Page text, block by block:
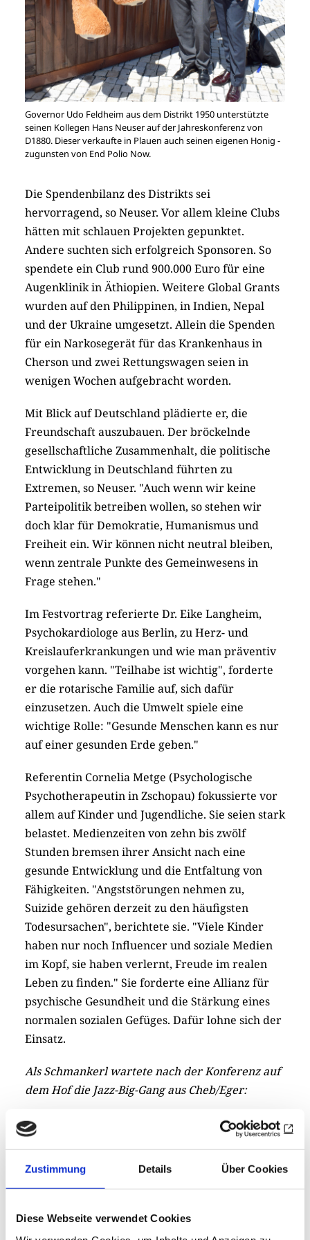
Zustimmung Details Über Cookies
Diese Webseite verwendet Cookies
Governor Udo Feldheim aus dem Distrikt 1950 unterstützte
seinen Kollegen Hans Neuser auf der Jahreskonferenz von
D1880. Dieser verkaufte in Plauen auch seinen eigenen Honig -
zugunsten von End Polio Now.
Die Spendenbilanz des Distrikts sei
hervorragend, so Neuser. Vor allem kleine Clubs
hätten mit schlauen Projekten gepunktet.
Andere suchten sich erfolgreich Sponsoren. So
spendete ein Club rund 900.000 Euro für eine
Augenklinik in Äthiopien. Weitere Global Grants
wurden auf den Philippinen, in Indien, Nepal
und der Ukraine umgesetzt. Allein die Spenden
für ein Narkosegerät für das Krankenhaus in
Cherson und zwei Rettungswagen seien in
wenigen Wochen aufgebracht worden.
Mit Blick auf Deutschland plädierte er, die
Freundschaft auszubauen. Der bröckelnde
gesellschaftliche Zusammenhalt, die politische
Entwicklung in Deutschland führten zu
Extremen, so Neuser. "Auch wenn wir keine
Parteipolitik betreiben wollen, so stehen wir
doch klar für Demokratie, Humanismus und
Freiheit ein. Wir können nicht neutral bleiben,
wenn zentrale Punkte des Gemeinwesens in
Frage stehen."
Im Festvortrag referierte Dr. Eike Langheim,
Psychokardiologe aus Berlin, zu Herz- und
Kreislauferkrankungen und wie man präventiv
vorgehen kann. "Teilhabe ist wichtig", forderte
er die rotarische Familie auf, sich dafür
einzusetzen. Auch die Umwelt spiele eine
wichtige Rolle: "Gesunde Menschen kann es nur
auf einer gesunden Erde geben."
Referentin Cornelia Metge (Psychologische
Psychotherapeutin in Zschopau) fokussierte vor
allem auf Kinder und Jugendliche. Sie seien stark
belastet. Medienzeiten von zehn bis zwölf
Stunden bremsen ihrer Ansicht nach eine
gesunde Entwicklung und die Entfaltung von
Fähigkeiten. "Angststörungen nehmen zu,
Suizide gehören derzeit zu den häufigsten
Todesursachen", berichtete sie. "Viele Kinder
haben nur noch Influencer und soziale Medien
im Kopf, sie haben verlernt, Freude im realen
Leben zu finden." Sie forderte eine Allianz für
psychische Gesundheit und die Stärkung eines
normalen sozialen Gefüges. Dafür lohne sich der
Einsatz.
Als Schmankerl wartete nach der Konferenz auf
dem Hof die Jazz-Big-Gang aus Cheb/Eger: